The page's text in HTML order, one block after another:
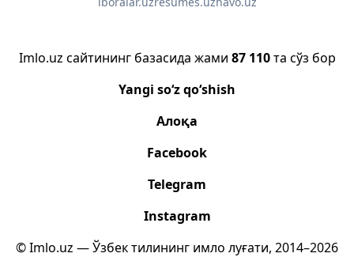
Imlo.uz сайтининг базасида жами 87 110та сўз бор
Yangi so‘z qo‘shish
Алоқа
Facebook
Telegram
Instagram
© Imlo.uz — Ўзбек тилининг имло луғати, 2014–2026